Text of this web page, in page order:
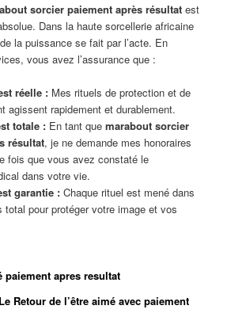
sorcier paiement après résultat est
Dans la haute sorcellerie africaine
la puissance se fait par l’acte. En
vous avez l’assurance que :
réelle :Mes rituels de protection et de
agissent rapidement et durablement.
totale :En tant que marabout sorcier
résultat, je ne demande mes honoraires
fois que vous avez constaté le
dans votre vie.
garantie :Chaque rituel est mené dans
total pour protéger votre image et vos
paiement apres resultat
Retour de l’être aimé avec paiement